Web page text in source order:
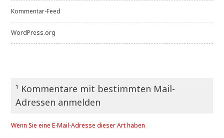
Kommentar-Feed
WordPress.org
¹ Kommentare mit bestimmten Mail-
Adressen anmelden
Wenn Sie eine E-Mail-Adresse dieser Art haben